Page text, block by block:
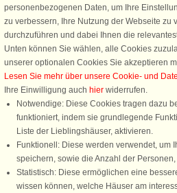
Ferienhausurlaub - melden Sie sich
an. Verpassen Sie nie wieder exklusive
Urlaubstipps!
Newsletter
personenbezogenen Daten, um Ihre
zu verbessern, Ihre Nutzung der Webseite zu
durchzuführen und dabei Ihnen die
Unten können Sie wählen, alle Cookies
unserer optionalen Cookies Sie akzeptieren
Lesen Sie mehr über unsere Cookie- und
Ihre Einwilligung auch hier widerrufen.
Notwendige: Diese Cookies tragen dazu
funktioniert, indem sie grundlegende
Liste der Lieblingshäuser, aktivieren.
Funktionell: Diese werden verwendet, um
speichern, sowie die Anzahl der
Statistisch: Diese ermöglichen eine
wissen können, welche Häuser am